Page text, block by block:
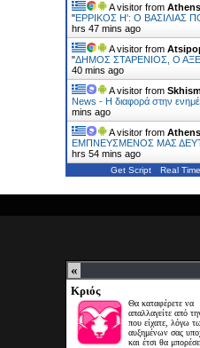
A visitor from
"ΕΡΡΙΚΟΣ H': Ο ΒΑΣΙΛΙΑΣ
hrs 47 mins ago
A visitor from
"ΔΗΜΟΣ ΣΤΑΡΕΝΙΟΣ, Ο
40 mins ago
A visitor from
News - Η διαφορά στην
mins ago
A visitor from
ΕΜΠΝΕΥΣΜΕΝΟΣ ΜΑΣ
hrs 54 mins ago
Get Script Real Time